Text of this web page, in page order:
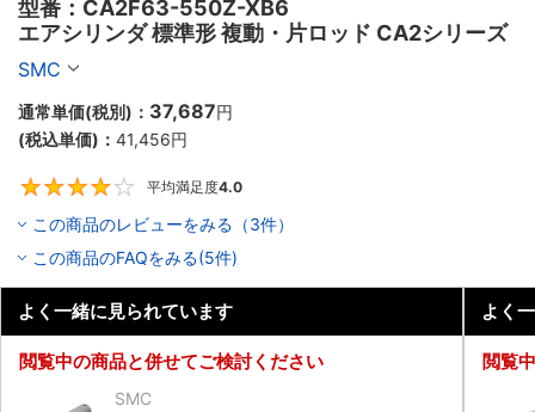
型番：CA2F63-550Z-XB6
エアシリンダ 標準形 複動・片ロッド CA2シリーズ
SMC
通常単価(税別)： 37,687円
(税込単価)： 41,456円
平均満足度4.0
この商品のレビューをみる（3件）
この商品のFAQをみる(5件)
よく一緒に見られています
閲覧中の商品と併せてご検討ください
SMC
よく
閲覧